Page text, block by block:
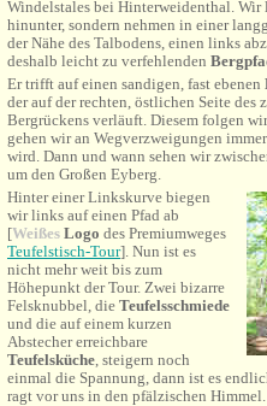
Windelstales bei Hinterweidenthal.
hinunter, sondern nehmen in einer
der Nähe des Talbodens, einen links
deshalb leicht zu verfehlenden
Er trifft auf einen sandigen, fast ebenen
der auf der rechten, östlichen Seite des
Bergrückens verläuft. Diesem folgen
gehen wir an Wegverzweigungen
wird. Dann und wann sehen wir
um den Großen Eyberg.
Hinter einer Linkskurve biegen
wir links auf einen Pfad ab
[Weißes Logo des Premiumweges
Teufelstisch-Tour]. Nun ist es
nicht mehr weit bis zum
Höhepunkt der Tour. Zwei bizarre
Felsknubbel, die Teufelsschmiede
und die auf einem kurzen
Abstecher erreichbare
Teufelsküche, steigern noch
einmal die Spannung, dann ist es
ragt vor uns in den pfälzischen Himmel.